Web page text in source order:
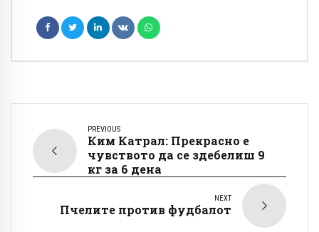
PREVIOUS
Ким Катрал: Прекрасно е
чувството да се здебелиш 9
кг за 6 дена
NEXT
Пчелите против фудбалот